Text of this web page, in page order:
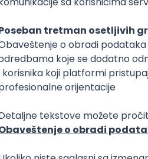
jednu šansu na ovoj
niste uradili stvari o kojima ste
stvari i buditi prisutni u
mladi ljudi žele sve i
ostati večno na ovoj
u najdosadnijim
nekoga. Nazovite
ceniti.